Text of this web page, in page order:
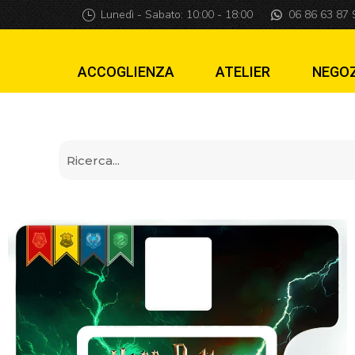
Copriporta
Lunedì - Sabato: 10:00 - 18:00 06 86 63 87
ACCOGLIENZA ATELIER